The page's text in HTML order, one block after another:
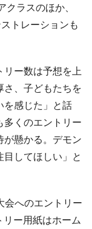
ラスのほか、
トレーションも
ー数は予想を上
さ、子どもたちを
を感じた」と話
多くのエントリー
が懸かる。デモン
してほしい」と
会へのエントリー
ー用紙はホーム